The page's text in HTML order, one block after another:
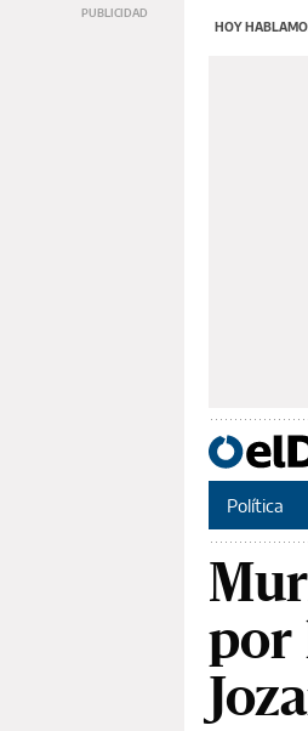
HOY
Política
por